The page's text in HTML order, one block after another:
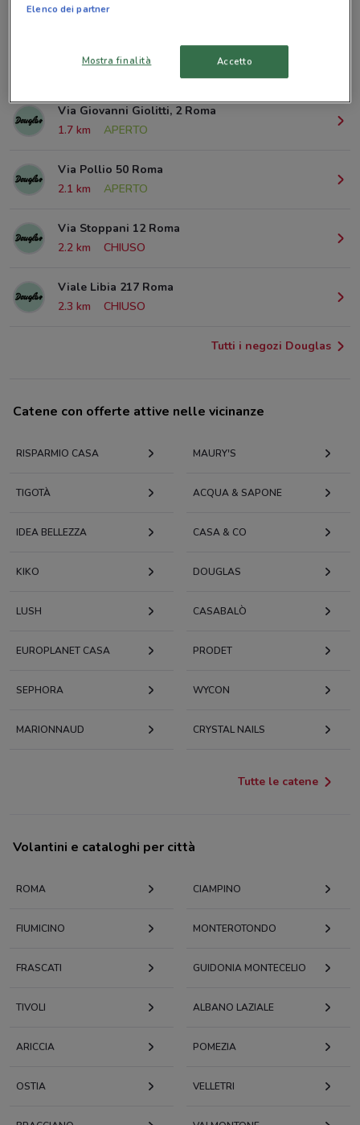
Via Giovanni Giolitti, 2 Roma
1.7 km
APERTO
Via Pollio 50 Roma
2.1 km
APERTO
Via Stoppani 12 Roma
2.2 km
CHIUSO
Viale Libia 217 Roma
2.3 km
CHIUSO
Tutti i negozi Douglas
Catene con offerte attive nelle vicinanze
RISPARMIO CASA MAURY'S
TIGOTÀ ACQUA & SAPONE
IDEA BELLEZZA CASA & CO
KIKO DOUGLAS
LUSH CASABALÒ
EUROPLANET CASA PRODET
SEPHORA WYCON
MARIONNAUD CRYSTAL NAILS
Tutte le catene
Volantini e cataloghi per città
ROMA CIAMPINO
FIUMICINO MONTEROTONDO
FRASCATI GUIDONIA MONTECELIO
TIVOLI ALBANO LAZIALE
ARICCIA POMEZIA
OSTIA VELLETRI
Elenco dei partner
Mostra finalità Accetto